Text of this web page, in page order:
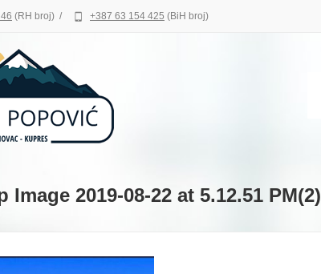
(RH broj) / +387 63 154 425 (BiH broj)
Image 2019-08-22 at 5.12.51 PM(2)